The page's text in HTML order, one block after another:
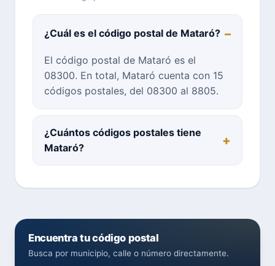
¿Cuál es el código postal de Mataró?
El código postal de Mataró es el
08300. En total, Mataró cuenta con 15
códigos postales, del 08300 al 8805.
¿Cuántos códigos postales tiene
Mataró?
Encuentra tu código postal
Busca por municipio, calle o número directamente.